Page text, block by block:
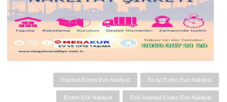
En İyi Evden Eve Nakliyat
İstanbul Evden Eve Nakliyat
Eski İstanbul Evden Eve Nakliyat
Evden Eve Nakliyat